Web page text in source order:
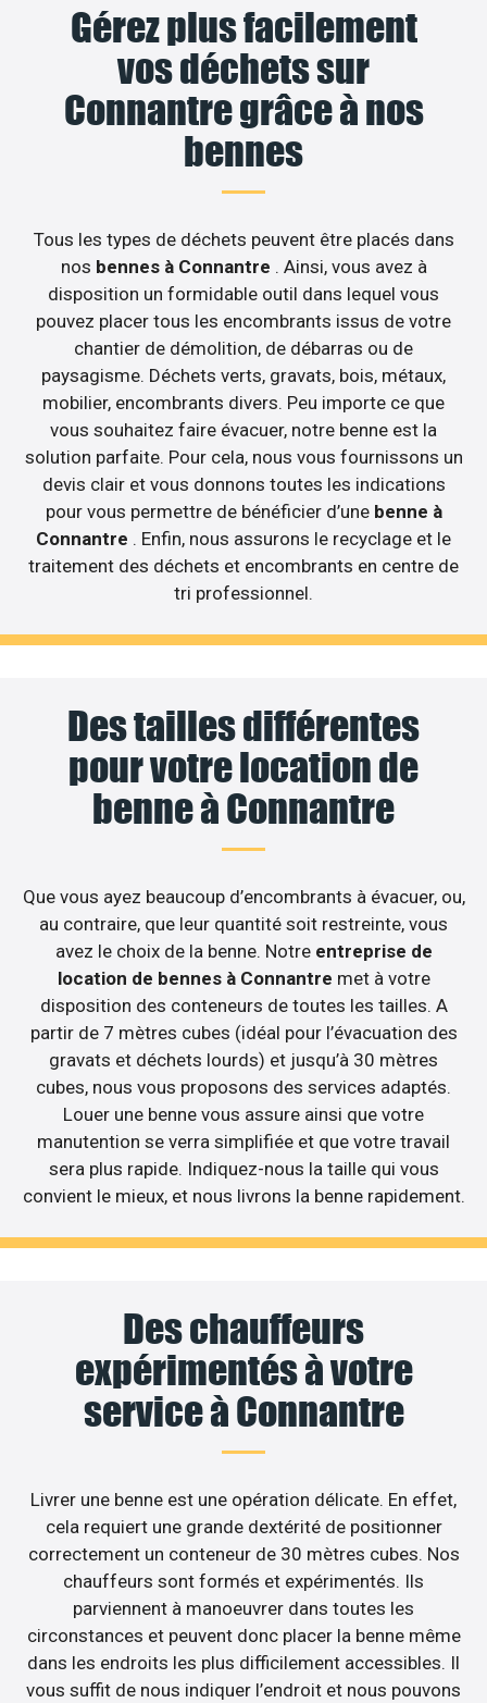
Gérez plus facilement
vos déchets sur
Connantre grâce à nos
bennes
Tous les types de déchets peuvent être placés dans
nos bennes à Connantre . Ainsi, vous avez à
disposition un formidable outil dans lequel vous
pouvez placer tous les encombrants issus de votre
chantier de démolition, de débarras ou de
paysagisme. Déchets verts, gravats, bois, métaux,
mobilier, encombrants divers. Peu importe ce que
vous souhaitez faire évacuer, notre benne est la
solution parfaite. Pour cela, nous vous fournissons un
devis clair et vous donnons toutes les indications
pour vous permettre de bénéficier d’une benne à
Connantre . Enfin, nous assurons le recyclage et le
traitement des déchets et encombrants en centre de
tri professionnel.
Des tailles différentes
pour votre location de
benne à Connantre
Que vous ayez beaucoup d’encombrants à évacuer, ou,
au contraire, que leur quantité soit restreinte, vous
avez le choix de la benne. Notre entreprise de
location de bennes à Connantre met à votre
disposition des conteneurs de toutes les tailles. A
partir de 7 mètres cubes (idéal pour l’évacuation des
gravats et déchets lourds) et jusqu’à 30 mètres
cubes, nous vous proposons des services adaptés.
Louer une benne vous assure ainsi que votre
manutention se verra simplifiée et que votre travail
sera plus rapide. Indiquez-nous la taille qui vous
convient le mieux, et nous livrons la benne rapidement.
Des chauffeurs
expérimentés à votre
service à Connantre
Livrer une benne est une opération délicate. En effet,
cela requiert une grande dextérité de positionner
correctement un conteneur de 30 mètres cubes. Nos
chauffeurs sont formés et expérimentés. Ils
parviennent à manoeuvrer dans toutes les
circonstances et peuvent donc placer la benne même
dans les endroits les plus difficilement accessibles. Il
vous suffit de nous indiquer l’endroit et nous pouvons